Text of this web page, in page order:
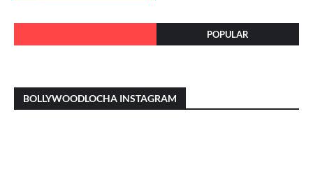
POPULAR
BOLLYWOODLOCHA INSTAGRAM